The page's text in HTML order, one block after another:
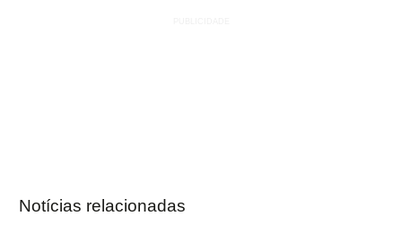
Notícias relacionadas